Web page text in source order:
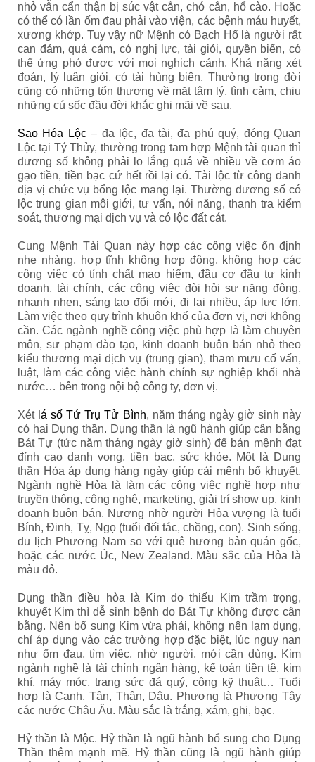
nhỏ vẫn cẩn thận bị súc vật cắn, chó cắn, hổ cào. Hoặc
có thể có lần ốm đau phải vào viện, các bệnh máu huyết,
xương khớp. Tuy vậy nữ Mệnh có Bạch Hổ là người rất
can đảm, quả cảm, có nghị lực, tài giỏi, quyền biến, có
thể ứng phó được với mọi nghịch cảnh. Khả năng xét
đoán, lý luận giỏi, có tài hùng biện. Thường trong đời
cũng có những tổn thương về mặt tâm lý, tình cảm, chịu
những cú sốc đầu đời khắc ghi mãi về sau.
Sao Hóa Lộc– đa lộc, đa tài, đa phú quý, đóng Quan
Lộc tại Tý Thủy, thường trong tam hợp Mệnh tài quan thì
đương số không phải lo lắng quá về nhiều về cơm áo
gạo tiền, tiền bạc cứ hết rồi lại có. Tài lộc từ công danh
địa vị chức vụ bổng lộc mang lại. Thường đương số có
lộc trung gian môi giới, tư vấn, nói năng, thanh tra kiểm
soát, thương mại dịch vụ và có lộc đất cát.
Cung Mệnh Tài Quan này hợp các công việc ổn định
nhẹ nhàng, hợp tĩnh không hợp động, không hợp các
công việc có tính chất mạo hiểm, đầu cơ đầu tư kinh
doanh, tài chính, các công việc đòi hỏi sự năng động,
nhanh nhẹn, sáng tạo đổi mới, đi lại nhiều, áp lực lớn.
Làm việc theo quy trình khuôn khổ của đơn vị, nơi không
cần. Các ngành nghề công việc phù hợp là làm chuyên
môn, sư phạm đào tạo, kinh doanh buôn bán nhỏ theo
kiểu thương mại dịch vụ (trung gian), tham mưu cố vấn,
luật, làm các công việc hành chính sự nghiệp khối nhà
nước… bên trong nội bộ công ty, đơn vị.
Xét lá số Tứ Trụ Tử Bình, năm tháng ngày giờ sinh này
có hai Dụng thần. Dụng thần là ngũ hành giúp cân bằng
Bát Tự (tức năm tháng ngày giờ sinh) để bản mệnh đạt
đỉnh cao danh vọng, tiền bạc, sức khỏe. Một là Dụng
thần Hỏa áp dụng hàng ngày giúp cải mệnh bổ khuyết.
Ngành nghề Hỏa là làm các công việc nghề hợp như
truyền thông, công nghệ, marketing, giải trí show up, kinh
doanh buôn bán. Nương nhờ người Hỏa vượng là tuổi
Bính, Đinh, Tỵ, Ngọ (tuổi đối tác, chồng, con). Sinh sống,
du lịch Phương Nam so với quê hương bản quán gốc,
hoặc các nước Úc, New Zealand. Màu sắc của Hỏa là
màu đỏ.
Dụng thần điều hòa là Kim do thiếu Kim trầm trọng,
khuyết Kim thì dễ sinh bệnh do Bát Tự không được cân
bằng. Nên bổ sung Kim vừa phải, không nên lạm dụng,
chỉ áp dụng vào các trường hợp đặc biệt, lúc nguy nan
như ốm đau, tìm việc, nhờ người, mới cần dùng. Kim
ngành nghề là tài chính ngân hàng, kế toán tiền tệ, kim
khí, máy móc, trang sức đá quý, công kỹ thuật… Tuổi
hợp là Canh, Tân, Thân, Dậu. Phương là Phương Tây
các nước Châu Âu. Màu sắc là trắng, xám, ghi, bạc.
Hỷ thần là Mộc. Hỷ thần là ngũ hành bổ sung cho Dụng
Thần thêm mạnh mẽ. Hỷ thần cũng là ngũ hành giúp